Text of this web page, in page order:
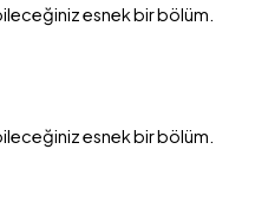
esnek bir bölüm.
esnek bir bölüm.